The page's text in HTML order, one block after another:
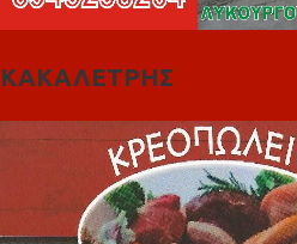
ΚΑΚΑΛΕΤΡΗΣ